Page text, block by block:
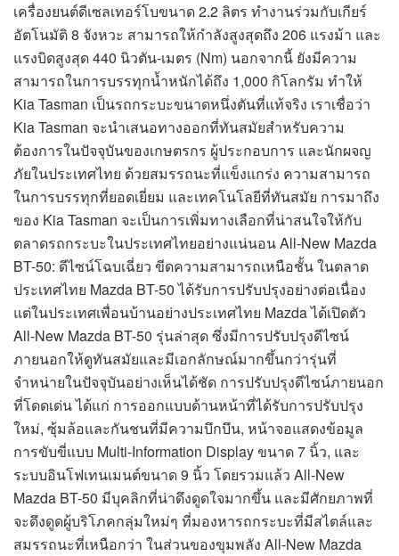
เครื่องยนต์ดีเซลเทอร์โบขนาด 2.2 ลิตร ทำงานร่วมกับเกียร์
อัตโนมัติ 8 จังหวะ สามารถให้กำลังสูงสุดถึง 206 แรงม้า และ
แรงบิดสูงสุด 440 นิวตัน-เมตร (Nm) นอกจากนี้ ยังมีความ
สามารถในการบรรทุกน้ำหนักได้ถึง 1,000 กิโลกรัม ทำให้
Kia Tasman เป็นรถกระบะขนาดหนึ่งตันที่แท้จริง เราเชื่อว่า
Kia Tasman จะนำเสนอทางออกที่ทันสมัยสำหรับความ
ต้องการในปัจจุบันของเกษตรกร ผู้ประกอบการ และนักผจญ
ภัยในประเทศไทย ด้วยสมรรถนะที่แข็งแกร่ง ความสามารถ
ในการบรรทุกที่ยอดเยี่ยม และเทคโนโลยีที่ทันสมัย การมาถึง
ของ Kia Tasman จะเป็นการเพิ่มทางเลือกที่น่าสนใจให้กับ
ตลาดรถกระบะในประเทศไทยอย่างแน่นอน All-New Mazda
BT-50: ดีไซน์โฉบเฉี่ยว ขีดความสามารถเหนือชั้น ในตลาด
ประเทศไทย Mazda BT-50 ได้รับการปรับปรุงอย่างต่อเนื่อง
แต่ในประเทศเพื่อนบ้านอย่างประเทศไทย Mazda ได้เปิดตัว
All-New Mazda BT-50 รุ่นล่าสุด ซึ่งมีการปรับปรุงดีไซน์
ภายนอกให้ดูทันสมัยและมีเอกลักษณ์มากขึ้นกว่ารุ่นที่
จำหน่ายในปัจจุบันอย่างเห็นได้ชัด การปรับปรุงดีไซน์ภายนอก
ที่โดดเด่น ได้แก่ การออกแบบด้านหน้าที่ได้รับการปรับปรุง
ใหม่, ซุ้มล้อและกันชนที่มีความบึกบึน, หน้าจอแสดงข้อมูล
การขับขี่แบบ Multi-Information Display ขนาด 7 นิ้ว, และ
ระบบอินโฟเทนเมนต์ขนาด 9 นิ้ว โดยรวมแล้ว All-New
Mazda BT-50 มีบุคลิกที่น่าดึงดูดใจมากขึ้น และมีศักยภาพที่
จะดึงดูดผู้บริโภคกลุ่มใหม่ๆ ที่มองหารถกระบะที่มีสไตล์และ
สมรรถนะที่เหนือกว่า ในส่วนของขุมพลัง All-New Mazda